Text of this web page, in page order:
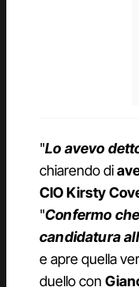
"Lo avevo
chiarendo di
CIO Kirsty
"Confermo
candidatura
e apre quella
duello con